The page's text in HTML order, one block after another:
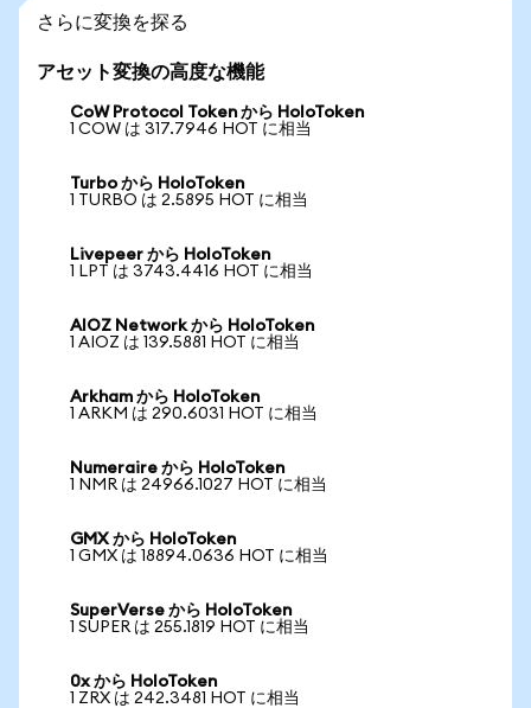
さらに変換を探る
アセット変換の高度な機能
CoW Protocol Token から HoloToken
1 COW は 317.7946 HOT に相当
Turbo から HoloToken
1 TURBO は 2.5895 HOT に相当
Livepeer から HoloToken
1 LPT は 3743.4416 HOT に相当
AIOZ Network から HoloToken
1 AIOZ は 139.5881 HOT に相当
Arkham から HoloToken
1 ARKM は 290.6031 HOT に相当
Numeraire から HoloToken
1 NMR は 24966.1027 HOT に相当
GMX から HoloToken
1 GMX は 18894.0636 HOT に相当
SuperVerse から HoloToken
1 SUPER は 255.1819 HOT に相当
0x から HoloToken
1 ZRX は 242.3481 HOT に相当